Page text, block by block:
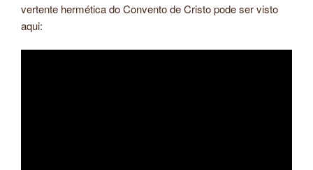
vertente hermética do Convento de Cristo pode ser visto
aqui: